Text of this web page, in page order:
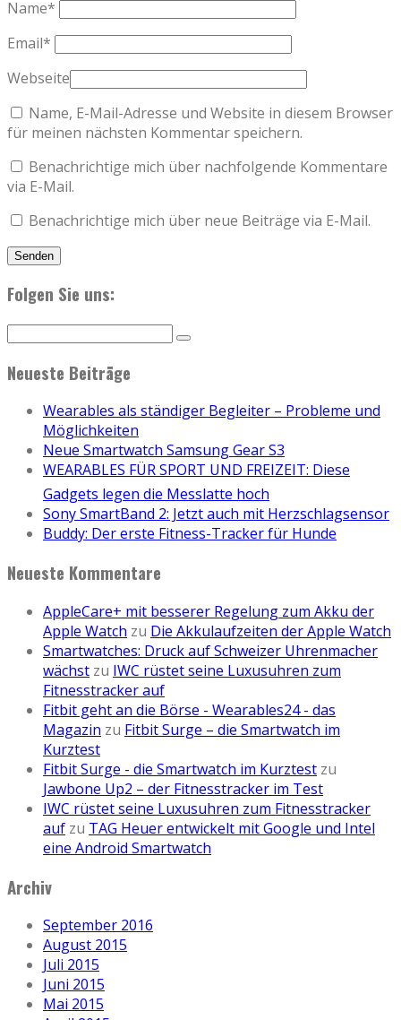
Name*
Email*
Webseite
Name, E-Mail-Adresse und Website in diesem Browser
für meinen nächsten Kommentar speichern.
Benachrichtige mich über nachfolgende Kommentare
via E-Mail.
Benachrichtige mich über neue Beiträge via E-Mail.
Folgen Sie uns:
Neueste Beiträge
Wearables als ständiger Begleiter – Probleme und
Möglichkeiten
Neue Smartwatch Samsung Gear S3
WEARABLES FÜR SPORT UND FREIZEIT: Diese
Gadgets legen die Messlatte hoch
Sony SmartBand 2: Jetzt auch mit Herzschlagsensor
Buddy: Der erste Fitness-Tracker für Hunde
Neueste Kommentare
AppleCare+ mit besserer Regelung zum Akku der
Apple Watch zu Die Akkulaufzeiten der Apple Watch
Smartwatches: Druck auf Schweizer Uhrenmacher
wächst zu IWC rüstet seine Luxusuhren zum
Fitnesstracker auf
Fitbit geht an die Börse - Wearables24 - das
Magazin zu Fitbit Surge – die Smartwatch im
Kurztest
Fitbit Surge - die Smartwatch im Kurztest zu
Jawbone Up2 – der Fitnesstracker im Test
IWC rüstet seine Luxusuhren zum Fitnesstracker
auf zu TAG Heuer entwickelt mit Google und Intel
eine Android Smartwatch
Archiv
September 2016
August 2015
Juli 2015
Juni 2015
Mai 2015